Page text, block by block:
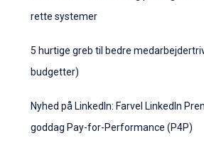
rette systemer
5 hurtige greb til bedre
budgetter)
Nyhed på LinkedIn: Farvel LinkedIn
goddag Pay-for-Performance (P4P)